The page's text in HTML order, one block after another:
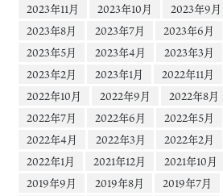
2023年11月
2023年10月
2023年9月
2023年8月
2023年7月
2023年6月
2023年5月
2023年4月
2023年3月
2023年2月
2023年1月
2022年11月
2022年10月
2022年9月
2022年8月
2022年7月
2022年6月
2022年5月
2022年4月
2022年3月
2022年2月
2022年1月
2021年12月
2021年10月
2019年9月
2019年8月
2019年7月